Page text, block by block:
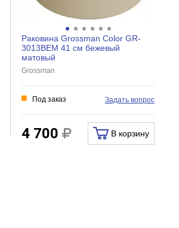
Раковина Grossman Color GR-
3013BEM 41 см бежевый
матовый
Grossman
Под заказ Задать вопрос
4 700 В корзину